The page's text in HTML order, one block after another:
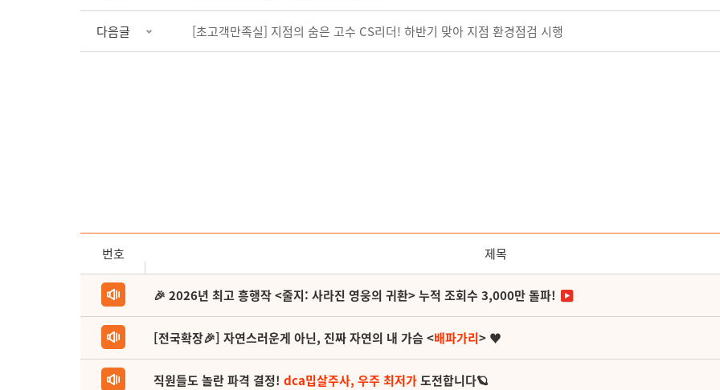
다음글 [초고객만족실] 지점의 숨은 고수 CS리더! 하반기 맞아 지점 환경점검 시행
번호 제목
🎉 2026년 최고 흥행작 <줄지: 사라진 영웅의 귀환> 누적 조회수 3,000만 돌파!
[전국확장🎉] 자연스러운게 아닌, 진짜 자연의 내 가슴 <배파가리> ♥
직원들도 놀란 파격 결정! dca밉살주사, 우주 최저가도전합니다🪐